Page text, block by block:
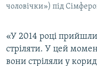
чоловічки») під
«У 2014 році
стріляти. У цей
вони стріляли у